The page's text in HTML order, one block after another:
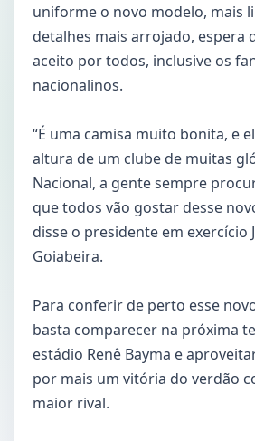
uniforme o novo modelo, mais
detalhes mais arrojado, espera
aceito por todos, inclusive os
nacionalinos.
“É uma camisa muito bonita, e
altura de um clube de muitas
Nacional, a gente sempre
que todos vão gostar desse
disse o presidente em exercício
Goiabeira.
Para conferir de perto esse
basta comparecer na próxima
estádio Renê Bayma e
por mais um vitória do verdão
maior rival.